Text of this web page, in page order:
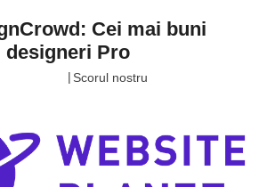
Cei mai buni
designeri Pro
Scorul nostru